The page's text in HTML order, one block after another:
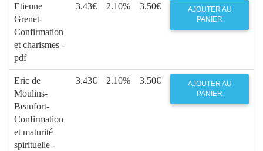
Etienne
Grenet-
Confirmation
et charismes -
pdf
3.43€ 2.10% 3.50€
AJOUTER AU
PANIER
Eric de
Moulins-
Beaufort-
Confirmation
et maturité
spirituelle -
3.43€ 2.10% 3.50€
AJOUTER AU
PANIER